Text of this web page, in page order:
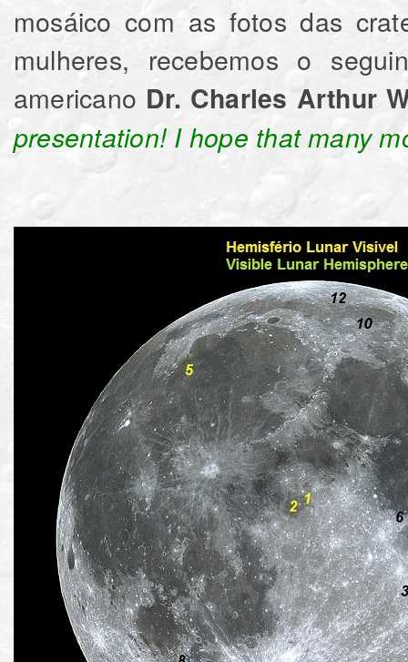
mosáico com as fotos das
mulheres, recebemos o
americano Dr. Charles Arthur
presentation! I hope that many